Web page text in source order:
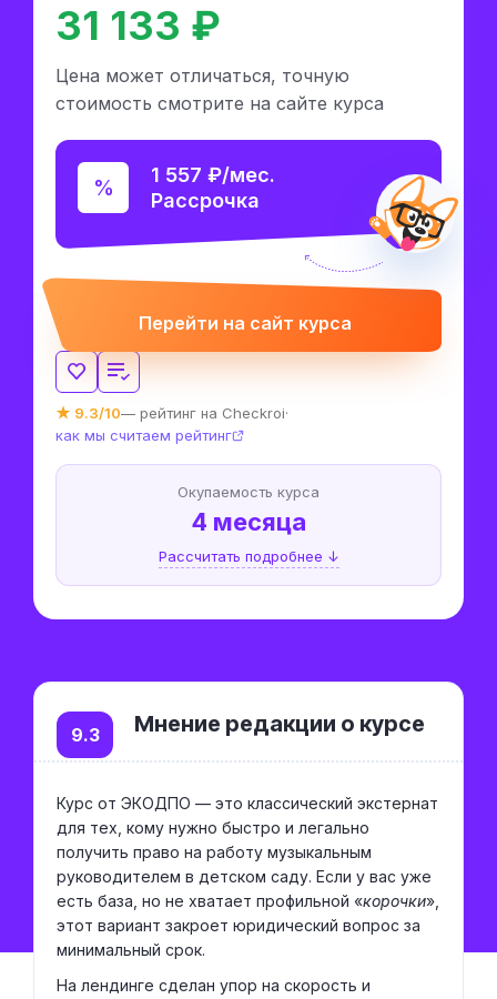
31 133 ₽
Цена может отличаться, точную
стоимость смотрите на сайте курса
1 557 ₽/мес.
Рассрочка
Перейти на сайт курса
★ 9.3/10— рейтинг на Checkroi·
как мы считаем рейтинг
Окупаемость курса
4 месяца
Рассчитать подробнее ↓
Мнение редакции о курсе
9.3
Курс от ЭКОДПО — это классический экстернат
для тех, кому нужно быстро и легально
получить право на работу музыкальным
руководителем в детском саду. Если у вас уже
есть база, но не хватает профильной «корочки»,
этот вариант закроет юридический вопрос за
минимальный срок.
На лендинге сделан упор на скорость и